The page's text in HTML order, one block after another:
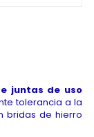
juntas de uso
tolerancia a la
bridas de hierro